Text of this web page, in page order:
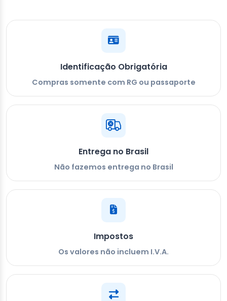
Identificação Obrigatória
Compras somente com RG ou passaporte
Entrega no Brasil
Não fazemos entrega no Brasil
Impostos
Os valores não incluem I.V.A.